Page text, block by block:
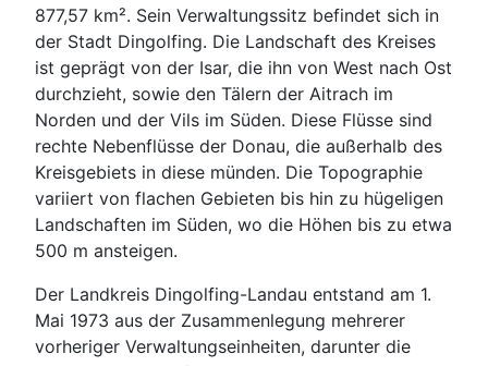
877,57 km². Sein Verwaltungssitz befindet sich in
der Stadt Dingolfing. Die Landschaft des Kreises
ist geprägt von der Isar, die ihn von West nach Ost
durchzieht, sowie den Tälern der Aitrach im
Norden und der Vils im Süden. Diese Flüsse sind
rechte Nebenflüsse der Donau, die außerhalb des
Kreisgebiets in diese münden. Die Topographie
variiert von flachen Gebieten bis hin zu hügeligen
Landschaften im Süden, wo die Höhen bis zu etwa
500 m ansteigen.
Der Landkreis Dingolfing-Landau entstand am 1.
Mai 1973 aus der Zusammenlegung mehrerer
vorheriger Verwaltungseinheiten, darunter die